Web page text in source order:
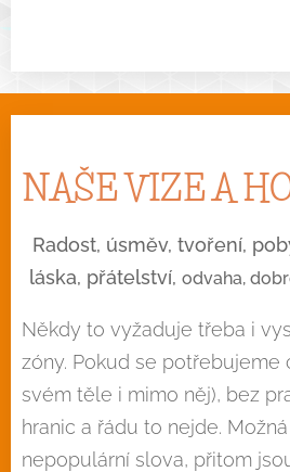
NAŠE VIZE A
Radost, úsměv, tvoření,
láska, přátelství, odvaha,
Někdy to vyžaduje třeba i
zóny. Pokud se potřebujeme
svém těle i mimo něj), bez
hranic a řádu to nejde.
nepopulární slova, přitom